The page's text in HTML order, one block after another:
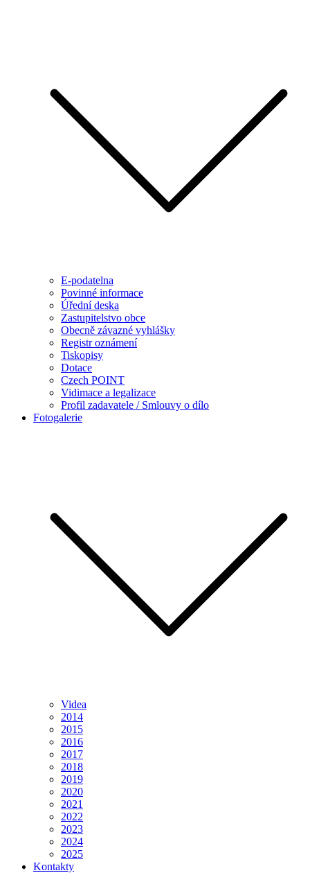
E-podatelna
Povinné informace
Úřední deska
Zastupitelstvo obce
Obecně závazné vyhlášky
Registr oznámení
Tiskopisy
Dotace
Czech POINT
Vidimace a legalizace
Profil zadavatele / Smlouvy o dílo
Fotogalerie
Videa
2014
2015
2016
2017
2018
2019
2020
2021
2022
2023
2024
2025
Kontakty